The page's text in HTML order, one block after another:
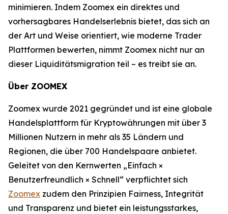
minimieren. Indem Zoomex ein direktes und
vorhersagbares Handelserlebnis bietet, das sich an
der Art und Weise orientiert, wie moderne Trader
Plattformen bewerten, nimmt Zoomex nicht nur an
dieser Liquiditätsmigration teil – es treibt sie an.
Über ZOOMEX
Zoomex wurde 2021 gegründet und ist eine globale
Handelsplattform für Kryptowährungen mit über 3
Millionen Nutzern in mehr als 35 Ländern und
Regionen, die über 700 Handelspaare anbietet.
Geleitet von den Kernwerten „Einfach ×
Benutzerfreundlich × Schnell“ verpflichtet sich
Zoomex zudem den Prinzipien Fairness, Integrität
und Transparenz und bietet ein leistungsstarkes,